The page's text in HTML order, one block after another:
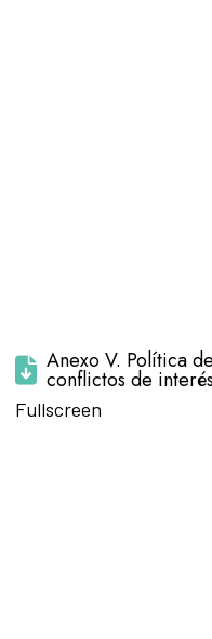
Anexo V. Política
conflictos de interés
Fullscreen
Saltar al
contenido